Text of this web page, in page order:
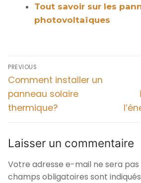
Tout savoir sur les
photovoltaïques
PREVIOUS
Comment installer un
panneau solaire
thermique?
Laisser un commentaire
Votre adresse e-mail ne sera pas
champs obligatoires sont